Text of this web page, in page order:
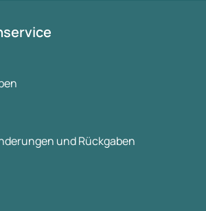
und Rückgaben